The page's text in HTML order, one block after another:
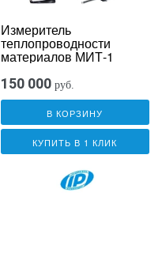
Измеритель
теплопроводности
материалов МИТ-1
150 000 руб.
В КОРЗИНУ
КУПИТЬ В 1 КЛИК